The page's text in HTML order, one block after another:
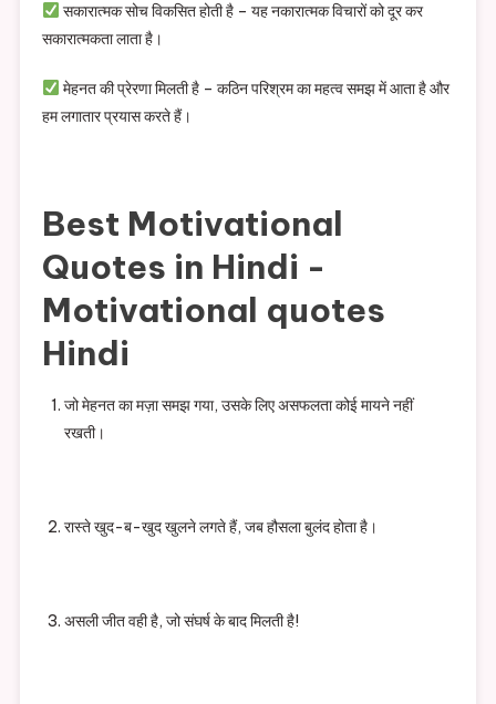
सकारात्मक सोच विकसित होती है – यह नकारात्मक विचारों को दूर कर
सकारात्मकता लाता है।
मेहनत की प्रेरणा मिलती है – कठिन परिश्रम का महत्व समझ में आता है और
हम लगातार प्रयास करते हैं।
Best Motivational
Quotes in Hindi -
Motivational quotes
Hindi
जो मेहनत का मज़ा समझ गया, उसके लिए असफलता कोई मायने नहीं
रखती।
रास्ते खुद-ब-खुद खुलने लगते हैं, जब हौसला बुलंद होता है।
असली जीत वही है, जो संघर्ष के बाद मिलती है!